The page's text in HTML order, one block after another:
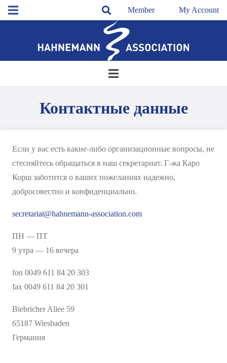
Member My Account
Контактные данные
Если у вас есть какие-либо организационные вопросы, не
стесняйтесь обращаться в наш секретариат. Г-жа Каро
Корш заботится о ваших пожеланиях надежно,
добросовестно и конфиденциально.
secretariat@hahnemann-association.com
ПН — ПТ
9 утра — 16 вечера
fon 0049 611 84 20 303
fax 0049 611 84 20 301
Biebricher Allee 59
65187 Wiesbaden
Германия